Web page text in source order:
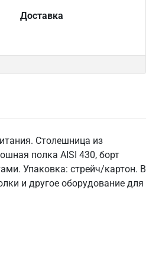
Доставка
Столешница из
полка AISI 430, борт
Упаковка: стрейч/картон. В
и другое оборудование для